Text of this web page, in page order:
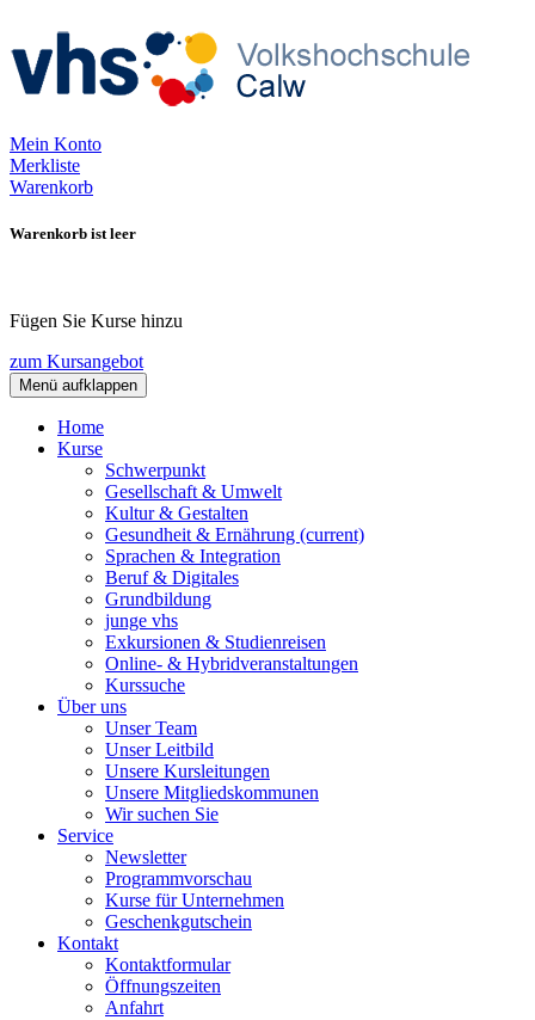
Mein Konto
Merkliste
Warenkorb
Warenkorb ist leer
Fügen Sie Kurse hinzu
zum Kursangebot
Menü aufklappen
Home
Kurse
Schwerpunkt
Gesellschaft & Umwelt
Kultur & Gestalten
Gesundheit & Ernährung (current)
Sprachen & Integration
Beruf & Digitales
Grundbildung
junge vhs
Exkursionen & Studienreisen
Online- & Hybridveranstaltungen
Kurssuche
Über uns
Unser Team
Unser Leitbild
Unsere Kursleitungen
Unsere Mitgliedskommunen
Wir suchen Sie
Service
Newsletter
Programmvorschau
Kurse für Unternehmen
Geschenkgutschein
Kontakt
Kontaktformular
Öffnungszeiten
Anfahrt